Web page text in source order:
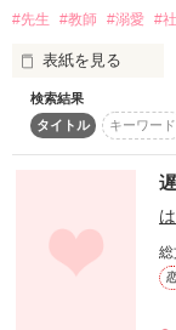
#先生 #教師 #溺愛 #
表紙を見る
頭脳、運動神経、
んわか女子高生。
髪ボサボサ、眼
怪しげな見た目の
そんな2人が恋に
そして、次第に
検索結果
タイトル
キーワード